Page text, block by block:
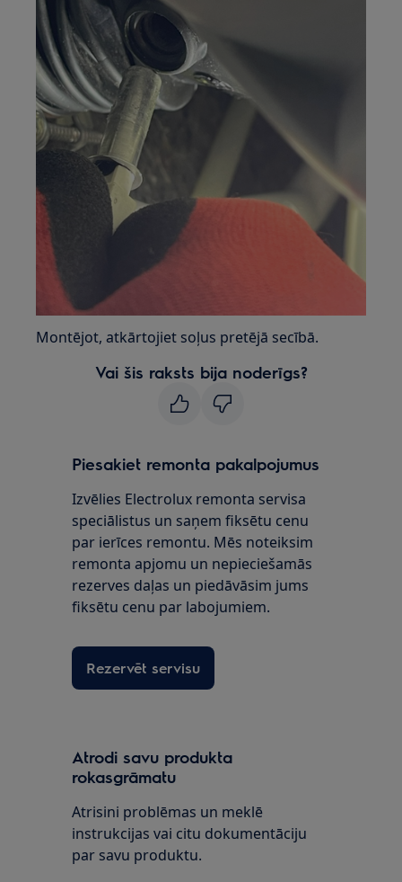
Montējot, atkārtojiet soļus pretējā secībā.
Vai šis raksts bija noderīgs?
Piesakiet remonta pakalpojumus
Izvēlies Electrolux remonta servisa
speciālistus un saņem fiksētu cenu
par ierīces remontu. Mēs noteiksim
remonta apjomu un nepieciešamās
rezerves daļas un piedāvāsim jums
fiksētu cenu par labojumiem.
Rezervēt servisu
Atrodi savu produkta
rokasgrāmatu
Atrisini problēmas un meklē
instrukcijas vai citu dokumentāciju
par savu produktu.